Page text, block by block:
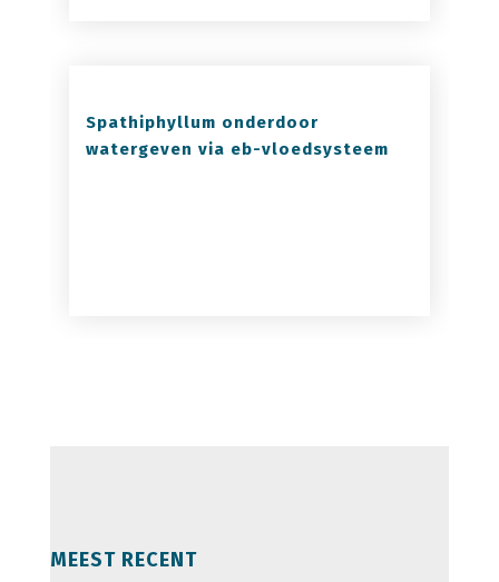
Spathiphyllum onderdoor
watergeven via eb-vloedsysteem
MEEST RECENT